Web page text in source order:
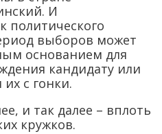
И
политического
выборов может
основанием для
кандидату или
с гонки.
и так далее – вплоть
кружков.